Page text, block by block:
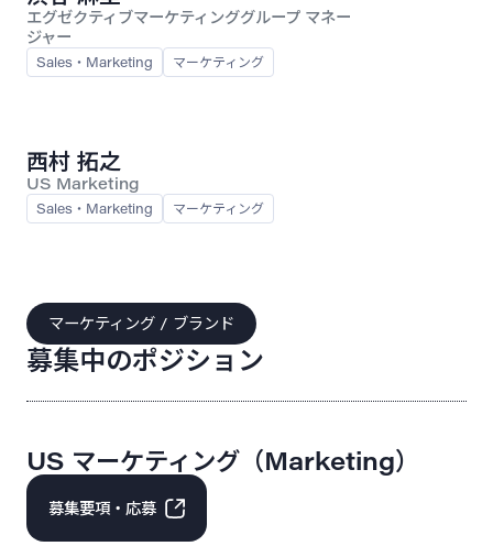
エグゼクティブマーケティンググループ マネー
ジャー
Sales・Marketing マーケティング
西村 拓之
US Marketing
Sales・Marketing マーケティング
マーケティング / ブランド
募集中のポジション
US マーケティング（Marketing）
募集要項・応募